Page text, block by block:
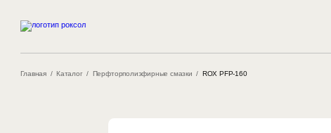
Главная / Каталог / Перфторполиэфирные смазки / ROX PFP-160